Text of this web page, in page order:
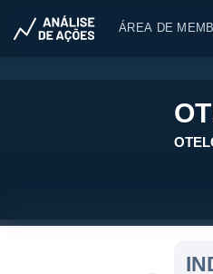
ÁREA DE